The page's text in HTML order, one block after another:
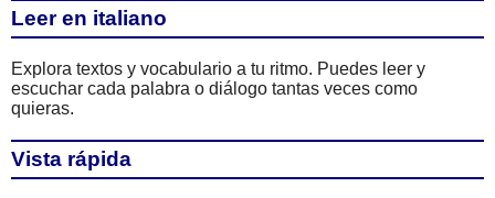
Leer en italiano
Explora textos y vocabulario a tu ritmo. Puedes leer y
escuchar cada palabra o diálogo tantas veces como
quieras.
Vista rápida